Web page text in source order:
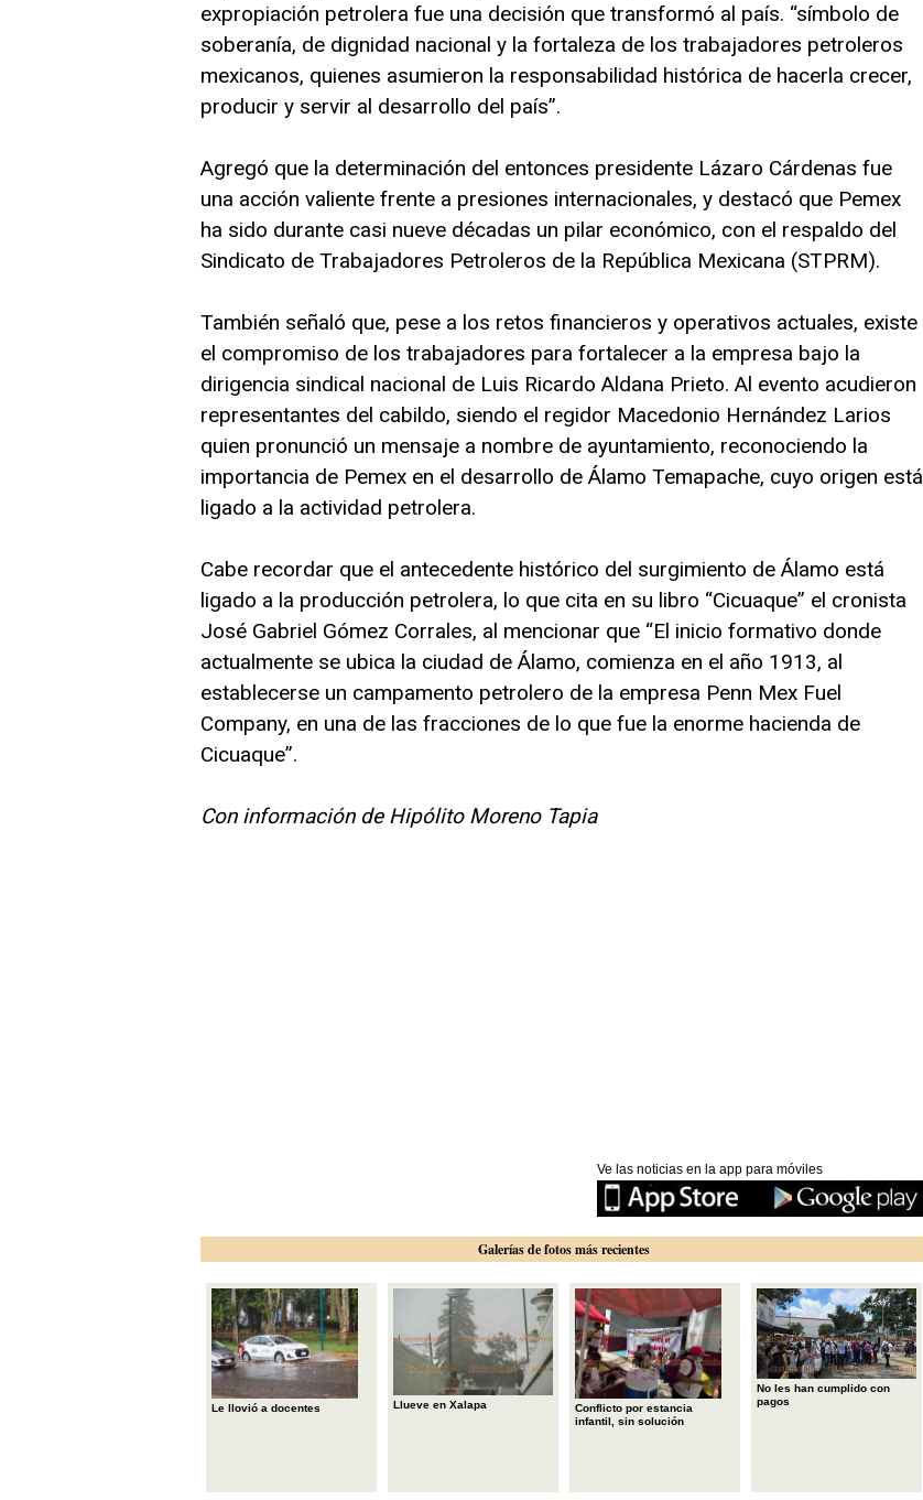
expropiación petrolera fue una decisión que transformó al país. “símbolo de
soberanía, de dignidad nacional y la fortaleza de los trabajadores petroleros
mexicanos, quienes asumieron la responsabilidad histórica de hacerla crecer,
producir y servir al desarrollo del país”.
Agregó que la determinación del entonces presidente Lázaro Cárdenas fue
una acción valiente frente a presiones internacionales, y destacó que Pemex
ha sido durante casi nueve décadas un pilar económico, con el respaldo del
Sindicato de Trabajadores Petroleros de la República Mexicana (STPRM).
También señaló que, pese a los retos financieros y operativos actuales, existe
el compromiso de los trabajadores para fortalecer a la empresa bajo la
dirigencia sindical nacional de Luis Ricardo Aldana Prieto. Al evento acudieron
representantes del cabildo, siendo el regidor Macedonio Hernández Larios
quien pronunció un mensaje a nombre de ayuntamiento, reconociendo la
importancia de Pemex en el desarrollo de Álamo Temapache, cuyo origen está
ligado a la actividad petrolera.
Cabe recordar que el antecedente histórico del surgimiento de Álamo está
ligado a la producción petrolera, lo que cita en su libro “Cicuaque” el cronista
José Gabriel Gómez Corrales, al mencionar que “El inicio formativo donde
actualmente se ubica la ciudad de Álamo, comienza en el año 1913, al
establecerse un campamento petrolero de la empresa Penn Mex Fuel
Company, en una de las fracciones de lo que fue la enorme hacienda de
Cicuaque”.
Con información de Hipólito Moreno Tapia
Ve las noticias en la app para móviles
Galerías de fotos más recientes
Le llovió a docentes Llueve en Xalapa
Conflicto por estancia
infantil, sin solución
No les han cumplido con
pagos